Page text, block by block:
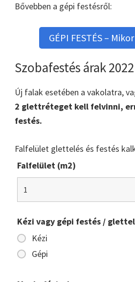
Bővebben a gépi festésről:
GÉPI FESTÉS –
Szobafestés árak
Új falak esetében a vakolatra,
2 glettréteget kell felvinni,
festés.
Falfelület glettelés és festés
Falfelület (m2)
Kézi vagy gépi festés /
Kézi
Gépi